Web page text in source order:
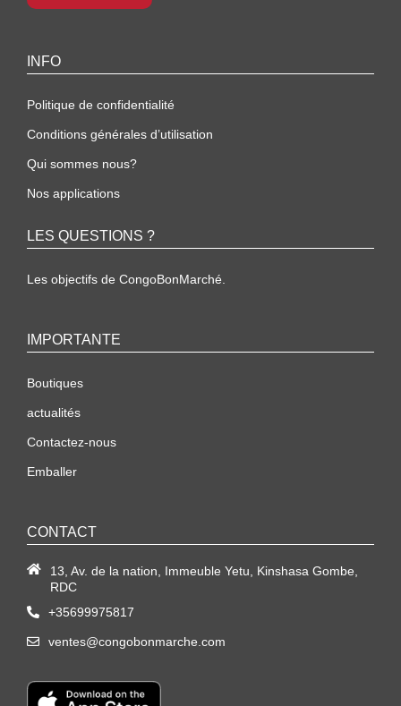
INFO
Politique de confidentialité
Conditions générales d’utilisation
Qui sommes nous?
Nos applications
LES QUESTIONS ?
Les objectifs de CongoBonMarché.
IMPORTANTE
Boutiques
actualités
Contactez-nous
Emballer
CONTACT
13, Av. de la nation, Immeuble Yetu, Kinshasa Gombe,
RDC
+35699975817
ventes@congobonmarche.com